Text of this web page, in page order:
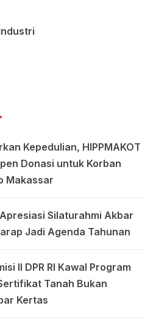
Kepedulian, HIPPMAKOT
Donasi untuk Korban
Makassar
Silaturahmi Akbar
Jadi Agenda Tahunan
II DPR RI Kawal Program
Tanah Bukan
Kertas